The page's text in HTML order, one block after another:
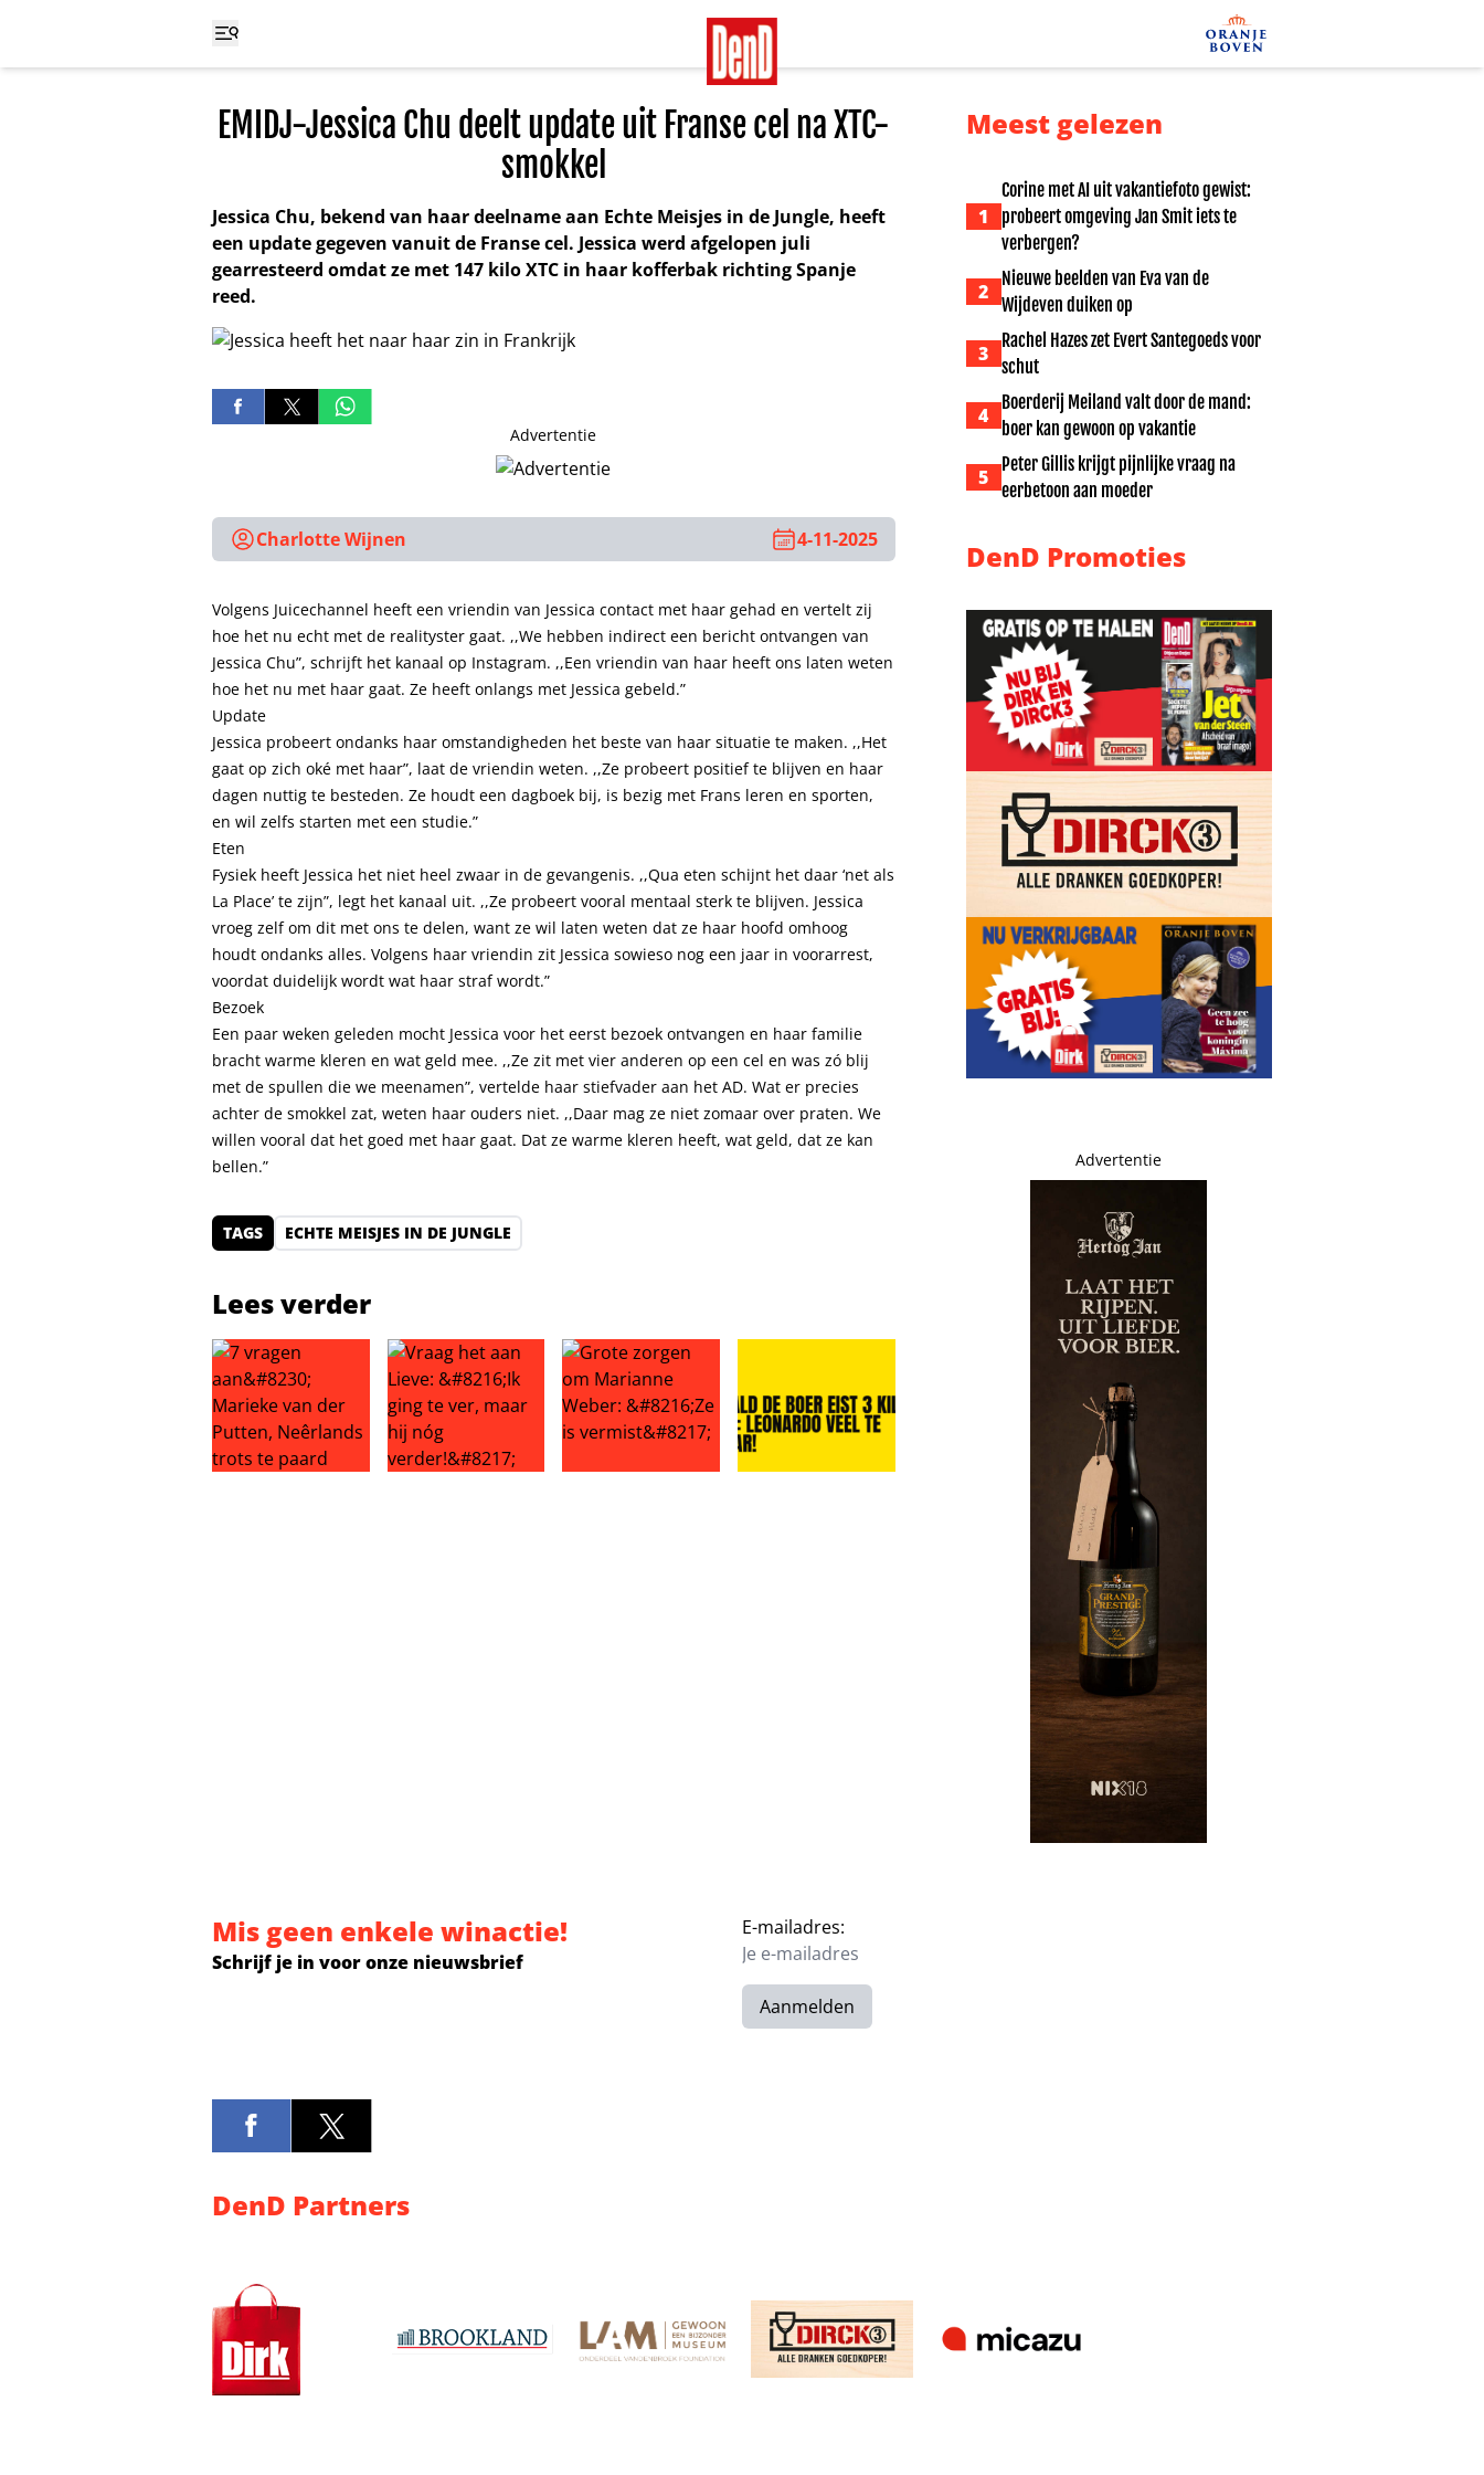
EMIDJ-Jessica Chu deelt update uit Franse cel na XTC-
smokkel
Jessica Chu, bekend van haar deelname aan Echte Meisjes in de Jungle, heeft
een update gegeven vanuit de Franse cel. Jessica werd afgelopen juli
gearresteerd omdat ze met 147 kilo XTC in haar kofferbak richting Spanje
reed.
Advertentie
Charlotte Wijnen 4-11-2025
Volgens Juicechannel heeft een vriendin van Jessica contact met haar gehad en vertelt zij
hoe het nu echt met de realityster gaat. ,,We hebben indirect een bericht ontvangen van
Jessica Chu”, schrijft het kanaal op Instagram. ,,Een vriendin van haar heeft ons laten weten
hoe het nu met haar gaat. Ze heeft onlangs met Jessica gebeld.”
Update
Jessica probeert ondanks haar omstandigheden het beste van haar situatie te maken. ,,Het
gaat op zich oké met haar”, laat de vriendin weten. ,,Ze probeert positief te blijven en haar
dagen nuttig te besteden. Ze houdt een dagboek bij, is bezig met Frans leren en sporten,
en wil zelfs starten met een studie.”
Eten
Fysiek heeft Jessica het niet heel zwaar in de gevangenis. ,,Qua eten schijnt het daar ‘net als
La Place’ te zijn”, legt het kanaal uit. ,,Ze probeert vooral mentaal sterk te blijven. Jessica
vroeg zelf om dit met ons te delen, want ze wil laten weten dat ze haar hoofd omhoog
houdt ondanks alles. Volgens haar vriendin zit Jessica sowieso nog een jaar in voorarrest,
voordat duidelijk wordt wat haar straf wordt.”
Bezoek
Een paar weken geleden mocht Jessica voor het eerst bezoek ontvangen en haar familie
bracht warme kleren en wat geld mee. ,,Ze zit met vier anderen op een cel en was zó blij
met de spullen die we meenamen”, vertelde haar stiefvader aan het AD. Wat er precies
achter de smokkel zat, weten haar ouders niet. ,,Daar mag ze niet zomaar over praten. We
willen vooral dat het goed met haar gaat. Dat ze warme kleren heeft, wat geld, dat ze kan
bellen.”
TAGS ECHTE MEISJES IN DE JUNGLE
Lees verder
Ronald de Boer eist 3 kilo eraf: Leonardo veel te zwaar!
Meest gelezen
1
Corine met AI uit vakantiefoto gewist:
probeert omgeving Jan Smit iets te
verbergen?
2
Nieuwe beelden van Eva van de
Wijdeven duiken op
3
Rachel Hazes zet Evert Santegoeds voor
schut
4
Boerderij Meiland valt door de mand:
boer kan gewoon op vakantie
5
Peter Gillis krijgt pijnlijke vraag na
eerbetoon aan moeder
DenD Promoties
Advertentie
Mis geen enkele winactie!
Schrijf je in voor onze nieuwsbrief
E-mailadres:
Aanmelden
DenD Partners